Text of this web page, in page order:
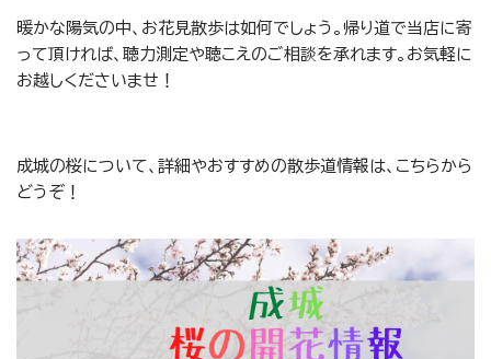
暖かな陽気の中、お花見散歩は如何でしょう。帰り道で当店に寄
って頂ければ、聴力測定や聴こえのご相談を承れます。お気軽に
お越しくださいませ！
成城の桜について、詳細やおすすめの散歩道情報は、こちらから
どうぞ！